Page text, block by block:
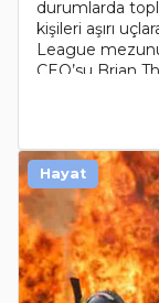
durumlarda
kişileri aşırı
League
CEO’su Brian
Hayat